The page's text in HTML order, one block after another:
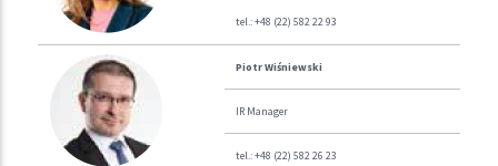
tel.: +48 (22) 582 22 93
Piotr Wiśniewski
IR Manager
tel.: +48 (22) 582 26 23